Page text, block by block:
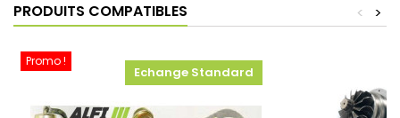
PRODUITS COMPATIBLES >
<
Promo !
Echange Standard